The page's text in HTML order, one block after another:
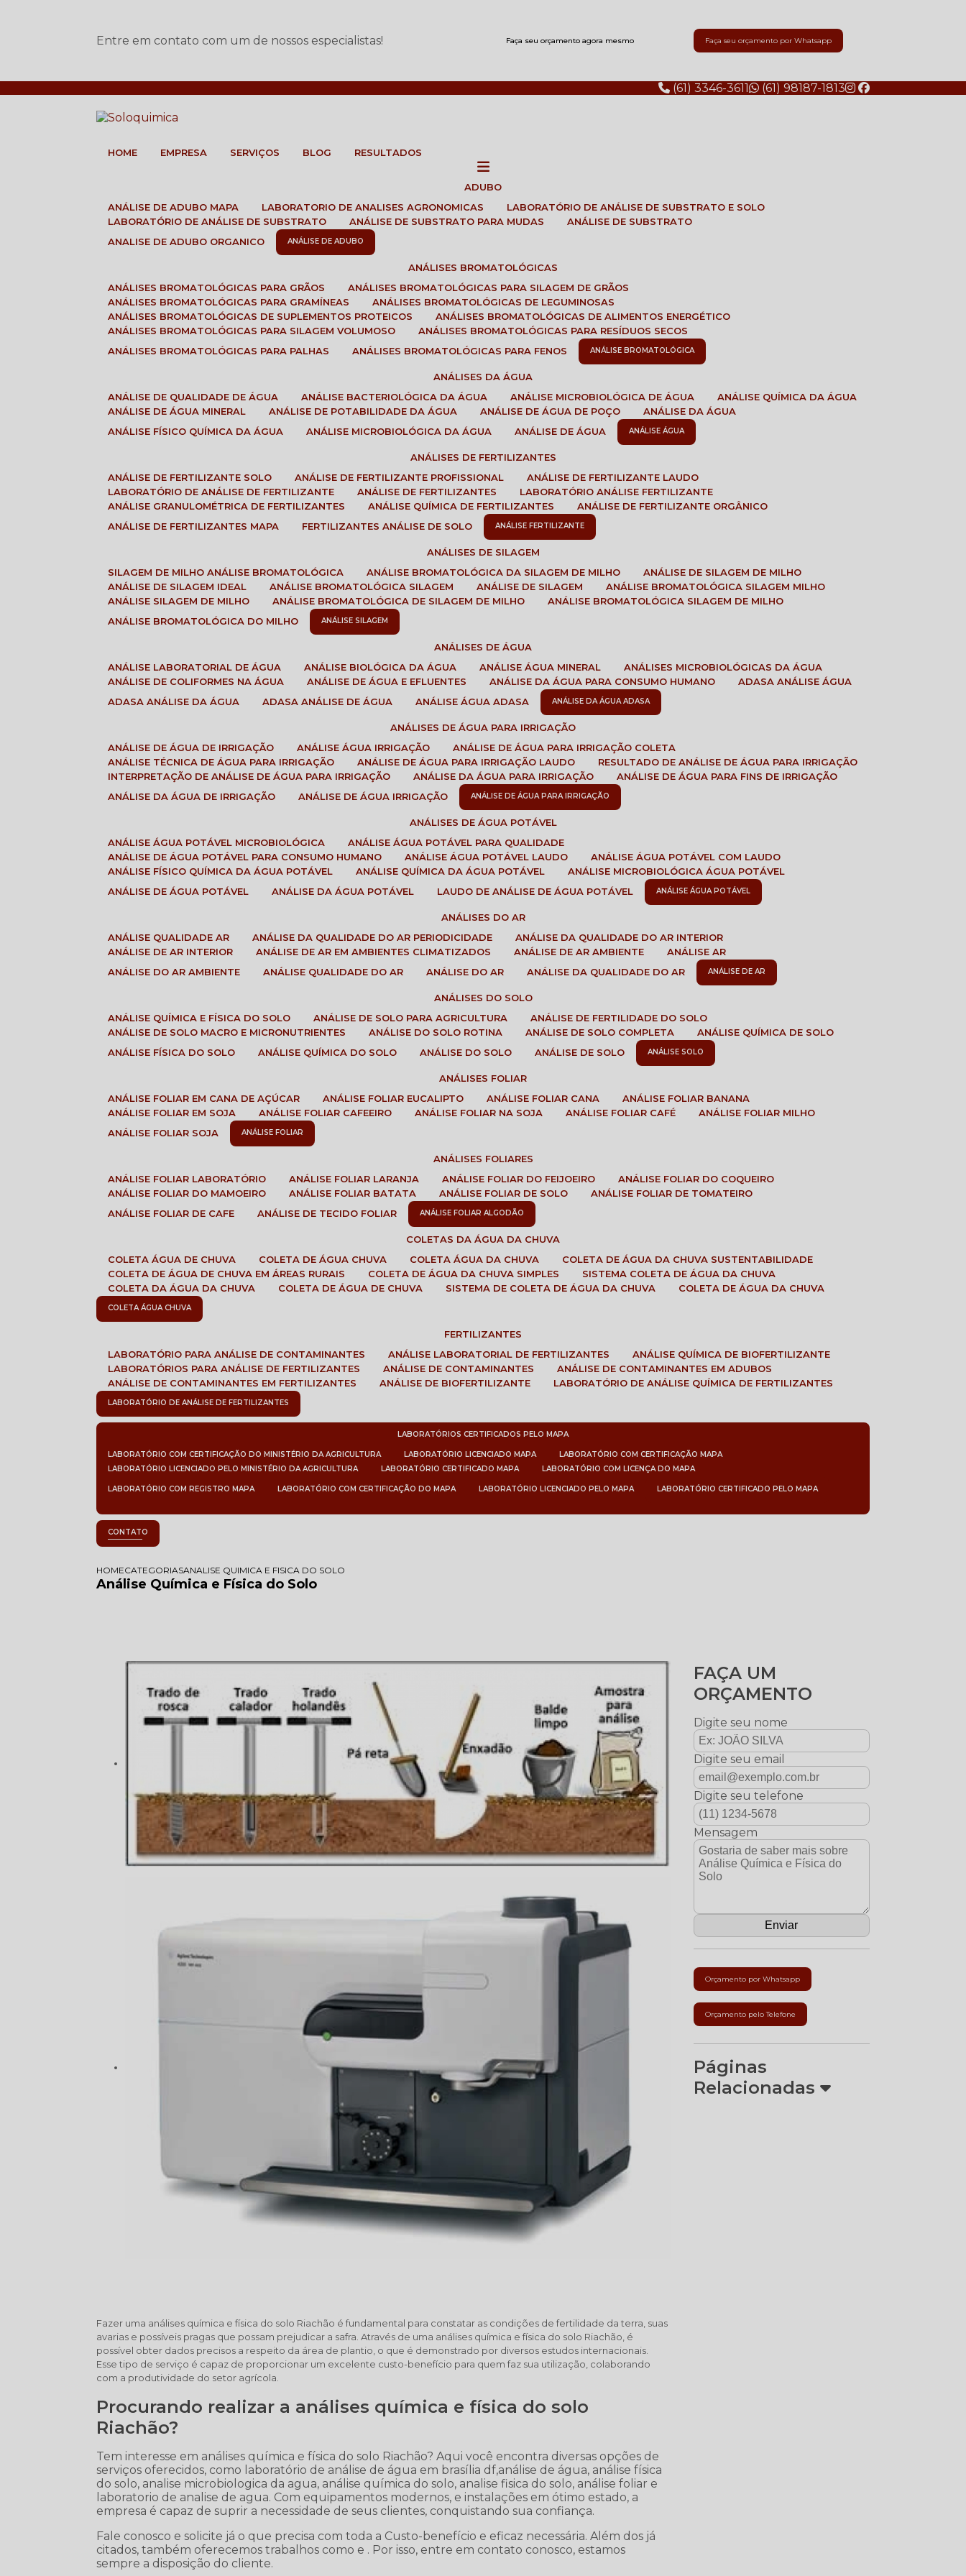
Entre em contato com um de nossos especialistas! Faça seu orçamento agora mesmo Faça seu orçamento por Whatsapp
(61) 3346-3611 (61) 98187-1813
HOME EMPRESA SERVIÇOS BLOG RESULTADOS
ADUBO
ANÁLISE DE ADUBO MAPA
LABORATORIO DE ANALISES AGRONOMICAS
LABORATÓRIO DE ANÁLISE DE SUBSTRATO E SOLO
LABORATÓRIO DE ANÁLISE DE SUBSTRATO
ANÁLISE DE SUBSTRATO PARA MUDAS
ANÁLISE DE SUBSTRATO
ANALISE DE ADUBO ORGANICO
ANÁLISE DE ADUBO
ANÁLISES BROMATOLÓGICAS
ANÁLISES BROMATOLÓGICAS PARA GRÃOS
ANÁLISES BROMATOLÓGICAS PARA SILAGEM DE GRÃOS
ANÁLISES BROMATOLÓGICAS PARA GRAMÍNEAS
ANÁLISES BROMATOLÓGICAS DE LEGUMINOSAS
ANÁLISES BROMATOLÓGICAS DE SUPLEMENTOS PROTEICOS
ANÁLISES BROMATOLÓGICAS DE ALIMENTOS ENERGÉTICO
ANÁLISES BROMATOLÓGICAS PARA SILAGEM VOLUMOSO
ANÁLISES BROMATOLÓGICAS PARA RESÍDUOS SECOS
ANÁLISES BROMATOLÓGICAS PARA PALHAS
ANÁLISES BROMATOLÓGICAS PARA FENOS ANÁLISE BROMATOLÓGICA
ANÁLISES DA ÁGUA
ANÁLISE DE QUALIDADE DE ÁGUA
ANÁLISE BACTERIOLÓGICA DA ÁGUA ANÁLISE MICROBIOLÓGICA DE ÁGUA
ANÁLISE QUÍMICA DA ÁGUA
ANÁLISE DE ÁGUA MINERAL
ANÁLISE DE POTABILIDADE DA ÁGUA ANÁLISE DE ÁGUA DE POÇO
ANÁLISE DA ÁGUA
ANÁLISE FÍSICO QUÍMICA DA ÁGUA
ANÁLISE MICROBIOLÓGICA DA ÁGUA ANÁLISE DE ÁGUA ANÁLISE ÁGUA
ANÁLISES DE FERTILIZANTES
ANÁLISE DE FERTILIZANTE SOLO
ANÁLISE DE FERTILIZANTE PROFISSIONAL
ANÁLISE DE FERTILIZANTE LAUDO
LABORATÓRIO DE ANÁLISE DE FERTILIZANTE
ANÁLISE DE FERTILIZANTES
LABORATÓRIO ANÁLISE FERTILIZANTE
ANÁLISE GRANULOMÉTRICA DE FERTILIZANTES
ANÁLISE QUÍMICA DE FERTILIZANTES
ANÁLISE DE FERTILIZANTE ORGÂNICO
ANÁLISE DE FERTILIZANTES MAPA
FERTILIZANTES ANÁLISE DE SOLO ANÁLISE FERTILIZANTE
ANÁLISES DE SILAGEM
SILAGEM DE MILHO ANÁLISE BROMATOLÓGICA
ANÁLISE BROMATOLÓGICA DA SILAGEM DE MILHO
ANÁLISE DE SILAGEM DE MILHO
ANÁLISE DE SILAGEM IDEAL
ANÁLISE BROMATOLÓGICA SILAGEM ANÁLISE DE SILAGEM
ANÁLISE BROMATOLÓGICA SILAGEM MILHO
ANÁLISE SILAGEM DE MILHO
ANÁLISE BROMATOLÓGICA DE SILAGEM DE MILHO
ANÁLISE BROMATOLÓGICA SILAGEM DE MILHO
ANÁLISE BROMATOLÓGICA DO MILHO
ANÁLISE SILAGEM
ANÁLISES DE ÁGUA
ANÁLISE LABORATORIAL DE ÁGUA
ANÁLISE BIOLÓGICA DA ÁGUA ANÁLISE ÁGUA MINERAL
ANÁLISES MICROBIOLÓGICAS DA ÁGUA
ANÁLISE DE COLIFORMES NA ÁGUA
ANÁLISE DE ÁGUA E EFLUENTES ANÁLISE DA ÁGUA PARA CONSUMO HUMANO
ADASA ANÁLISE ÁGUA
ADASA ANÁLISE DA ÁGUA
ADASA ANÁLISE DE ÁGUA ANÁLISE ÁGUA ADASA ANÁLISE DA ÁGUA ADASA
ANÁLISES DE ÁGUA PARA IRRIGAÇÃO
ANÁLISE DE ÁGUA DE IRRIGAÇÃO
ANÁLISE ÁGUA IRRIGAÇÃO
ANÁLISE DE ÁGUA PARA IRRIGAÇÃO COLETA
ANÁLISE TÉCNICA DE ÁGUA PARA IRRIGAÇÃO
ANÁLISE DE ÁGUA PARA IRRIGAÇÃO LAUDO
RESULTADO DE ANÁLISE DE ÁGUA PARA IRRIGAÇÃO
INTERPRETAÇÃO DE ANÁLISE DE ÁGUA PARA IRRIGAÇÃO
ANÁLISE DA ÁGUA PARA IRRIGAÇÃO
ANÁLISE DE ÁGUA PARA FINS DE IRRIGAÇÃO
ANÁLISE DA ÁGUA DE IRRIGAÇÃO
ANÁLISE DE ÁGUA IRRIGAÇÃO ANÁLISE DE ÁGUA PARA IRRIGAÇÃO
ANÁLISES DE ÁGUA POTÁVEL
ANÁLISE ÁGUA POTÁVEL MICROBIOLÓGICA
ANÁLISE ÁGUA POTÁVEL PARA QUALIDADE
ANÁLISE DE ÁGUA POTÁVEL PARA CONSUMO HUMANO
ANÁLISE ÁGUA POTÁVEL LAUDO
ANÁLISE ÁGUA POTÁVEL COM LAUDO
ANÁLISE FÍSICO QUÍMICA DA ÁGUA POTÁVEL
ANÁLISE QUÍMICA DA ÁGUA POTÁVEL
ANÁLISE MICROBIOLÓGICA ÁGUA POTÁVEL
ANÁLISE DE ÁGUA POTÁVEL
ANÁLISE DA ÁGUA POTÁVEL LAUDO DE ANÁLISE DE ÁGUA POTÁVEL ANÁLISE ÁGUA POTÁVEL
ANÁLISES DO AR
ANÁLISE QUALIDADE AR
ANÁLISE DA QUALIDADE DO AR PERIODICIDADE
ANÁLISE DA QUALIDADE DO AR INTERIOR
ANÁLISE DE AR INTERIOR
ANÁLISE DE AR EM AMBIENTES CLIMATIZADOS ANÁLISE DE AR AMBIENTE
ANÁLISE AR
ANÁLISE DO AR AMBIENTE
ANÁLISE QUALIDADE DO AR ANÁLISE DO AR ANÁLISE DA QUALIDADE DO AR ANÁLISE DE AR
ANÁLISES DO SOLO
ANÁLISE QUÍMICA E FÍSICA DO SOLO
ANÁLISE DE SOLO PARA AGRICULTURA
ANÁLISE DE FERTILIDADE DO SOLO
ANÁLISE DE SOLO MACRO E MICRONUTRIENTES
ANÁLISE DO SOLO ROTINA ANÁLISE DE SOLO COMPLETA
ANÁLISE QUÍMICA DE SOLO
ANÁLISE FÍSICA DO SOLO
ANÁLISE QUÍMICA DO SOLO ANÁLISE DO SOLO ANÁLISE DE SOLO ANÁLISE SOLO
ANÁLISES FOLIAR
ANÁLISE FOLIAR EM CANA DE AÇÚCAR
ANÁLISE FOLIAR EUCALIPTO ANÁLISE FOLIAR CANA
ANÁLISE FOLIAR BANANA
ANÁLISE FOLIAR EM SOJA
ANÁLISE FOLIAR CAFEEIRO ANÁLISE FOLIAR NA SOJA ANÁLISE FOLIAR CAFÉ
ANÁLISE FOLIAR MILHO
ANÁLISE FOLIAR SOJA
ANÁLISE FOLIAR
ANÁLISES FOLIARES
ANÁLISE FOLIAR LABORATÓRIO
ANÁLISE FOLIAR LARANJA ANÁLISE FOLIAR DO FEIJOEIRO
ANÁLISE FOLIAR DO COQUEIRO
ANÁLISE FOLIAR DO MAMOEIRO
ANÁLISE FOLIAR BATATA ANÁLISE FOLIAR DE SOLO
ANÁLISE FOLIAR DE TOMATEIRO
ANÁLISE FOLIAR DE CAFE
ANÁLISE DE TECIDO FOLIAR ANÁLISE FOLIAR ALGODÃO
COLETAS DA ÁGUA DA CHUVA
COLETA ÁGUA DE CHUVA
COLETA DE ÁGUA CHUVA COLETA ÁGUA DA CHUVA
COLETA DE ÁGUA DA CHUVA SUSTENTABILIDADE
COLETA DE ÁGUA DE CHUVA EM ÁREAS RURAIS
COLETA DE ÁGUA DA CHUVA SIMPLES
SISTEMA COLETA DE ÁGUA DA CHUVA
COLETA DA ÁGUA DA CHUVA
COLETA DE ÁGUA DE CHUVA SISTEMA DE COLETA DE ÁGUA DA CHUVA COLETA DE ÁGUA DA CHUVA
COLETA ÁGUA CHUVA
FERTILIZANTES
LABORATÓRIO PARA ANÁLISE DE CONTAMINANTES
ANÁLISE LABORATORIAL DE FERTILIZANTES
ANÁLISE QUÍMICA DE BIOFERTILIZANTE
LABORATÓRIOS PARA ANÁLISE DE FERTILIZANTES
ANÁLISE DE CONTAMINANTES
ANÁLISE DE CONTAMINANTES EM ADUBOS
ANÁLISE DE CONTAMINANTES EM FERTILIZANTES
ANÁLISE DE BIOFERTILIZANTE LABORATÓRIO DE ANÁLISE QUÍMICA DE FERTILIZANTES
LABORATÓRIO DE ANÁLISE DE FERTILIZANTES
LABORATÓRIOS CERTIFICADOS PELO MAPA
LABORATÓRIO COM CERTIFICAÇÃO DO MINISTÉRIO DA AGRICULTURA LABORATÓRIO LICENCIADO MAPA
LABORATÓRIO COM CERTIFICAÇÃO MAPA
LABORATÓRIO LICENCIADO PELO MINISTÉRIO DA AGRICULTURA
LABORATÓRIO CERTIFICADO MAPA LABORATÓRIO COM LICENÇA DO MAPA
LABORATÓRIO COM REGISTRO MAPA LABORATÓRIO COM CERTIFICAÇÃO DO MAPA LABORATÓRIO LICENCIADO PELO MAPA LABORATÓRIO CERTIFICADO PELO MAPA
CONTATO
HOMECATEGORIASANALISE QUIMICA E FISICA DO SOLO
Análise Química e Física do Solo
Fazer uma análises química e física do solo Riachão é fundamental para constatar as condições de fertilidade da terra, suas
avarias e possíveis pragas que possam prejudicar a safra. Através de uma análises química e física do solo Riachão, é
possível obter dados precisos a respeito da área de plantio, o que é demonstrado por diversos estudos internacionais.
Esse tipo de serviço é capaz de proporcionar um excelente custo-benefício para quem faz sua utilização, colaborando
com a produtividade do setor agrícola.
Procurando realizar a análises química e física do solo
Riachão?
Tem interesse em análises química e física do solo Riachão? Aqui você encontra diversas opções de
serviços oferecidos, como laboratório de análise de água em brasília df,análise de água, análise física
do solo, analise microbiologica da agua, análise química do solo, analise fisica do solo, análise foliar e
laboratorio de analise de agua. Com equipamentos modernos, e instalações em ótimo estado, a
empresa é capaz de suprir a necessidade de seus clientes, conquistando sua confiança.
Fale conosco e solicite já o que precisa com toda a Custo-benefício e eficaz necessária. Além dos já
citados, também oferecemos trabalhos como e . Por isso, entre em contato conosco, estamos
sempre a disposição do cliente.
FAÇA UM
ORÇAMENTO
Digite seu nome
Digite seu email
Digite seu telefone
Mensagem
Orçamento por Whatsapp
Orçamento pelo Telefone
Páginas
Relacionadas